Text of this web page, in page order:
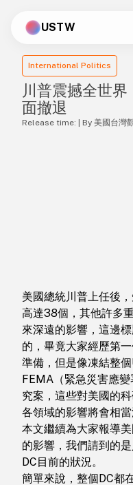
USTW
International Politics
川普震撼全世
面撤退
Release time: | By 美國台灣
美國總統川普上任後
高達38個，其他許多
來深遠的影響，這邊
的，畢竟大家經歷第
準備，但是像凍結整
FEMA（緊急災害應
究案，這些對美國的
各領域的影響將會相當
本文繼續為大家報導
的影響，我們請到的
DC目前的狀況。
簡單來說，整個DC都